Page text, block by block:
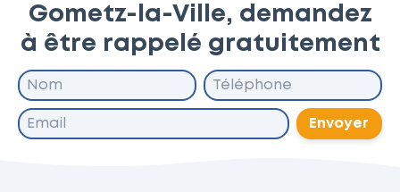
Gometz-la-Ville, demandez
à être rappelé gratuitement
Envoyer